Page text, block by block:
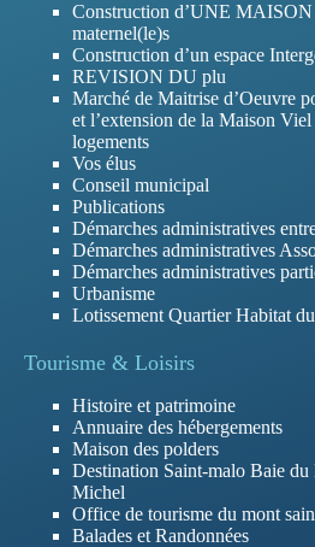
Construction d’UNE MAISON
maternel(le)s
Construction d’un espace
REVISION DU plu
Marché de Maitrise d’Oeuvre
et l’extension de la Maison
logements
Vos élus
Conseil municipal
Publications
Démarches administratives
Démarches administratives
Démarches administratives
Urbanisme
Lotissement Quartier Habitat
Tourisme & Loisirs
Histoire et patrimoine
Annuaire des hébergements
Maison des polders
Destination Saint-malo Baie
Michel
Office de tourisme du mont
Balades et Randonnées